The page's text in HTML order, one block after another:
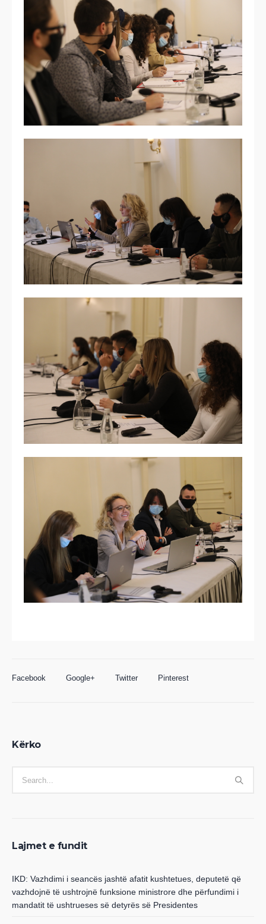
Facebook Google+ Twitter Pinterest
Kërko
Lajmet e fundit
IKD: Vazhdimi i seancës jashtë afatit kushtetues, deputetë që
vazhdojnë të ushtrojnë funksione ministrore dhe përfundimi i
mandatit të ushtrueses së detyrës së Presidentes